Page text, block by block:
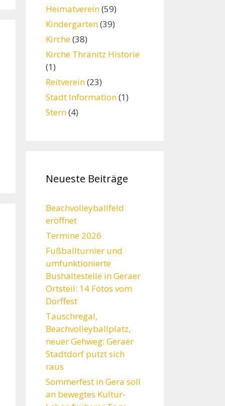
Heimatverein(59)
Kindergarten(39)
Kirche(38)
Kirche Thränitz Historie
(1)
Reitverein(23)
Stadt Information(1)
Stern(4)
Neueste Beiträge
Beachvolleyballfeld
eröffnet
Termine 2026
Fußballturnier und
umfunktionierte
Bushaltestelle in Geraer
Ortsteil: 14 Fotos vom
Dorffest
Tauschregal,
Beachvolleyballplatz,
neuer Gehweg: Geraer
Stadtdorf putzt sich
raus
Sommerfest in Gera soll
an bewegtes Kultur-